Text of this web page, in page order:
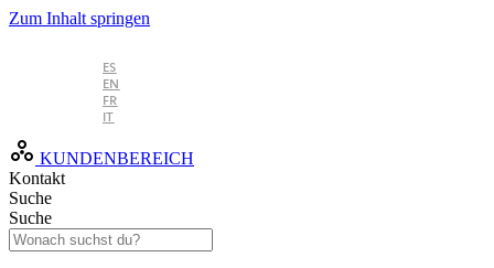
Zum Inhalt springen
ES
EN
FR
IT
KUNDENBEREICH
Kontakt
Suche
Suche